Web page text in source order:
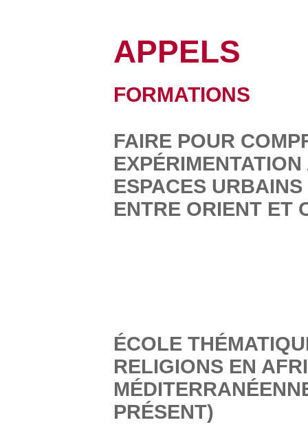
APPELS
FORMATIONS
FAIRE POUR
ESPACES
ENTRE ORIENT ET
ÉCOLE
RELIGIONS EN
PRÉSENT)